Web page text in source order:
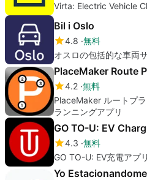
Virta: Electric Vehicle
Bil i Oslo
4.8 無料
オスロの包括的な車両
PlaceMaker Route
4.2 無料
PlaceMaker ルートプ
ランニングアプリ
GO TO-U: EV
4.3 無料
GO TO-U: EV充電アプリ
Yo Estacionandome